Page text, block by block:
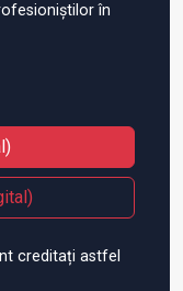
în
creditați astfel